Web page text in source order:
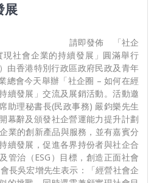
展
發佈 「社企
社會企業的持續發展」圓滿舉行
由香港特別行政區政府民政及青年
總會今天舉辦「社企圈 – 如何在經
續發展」交流及展銷活動。活動邀
助理秘書長(民政事務) 嚴鈞樂先生
幕辭及頒發社企營運能力提升計劃
業的創新產品與服務，並有嘉賓分
續發展，促進各界持份者與社企合
管治（ESG）目標，創造正面社會
長吳宏增先生表示：「經營社會企